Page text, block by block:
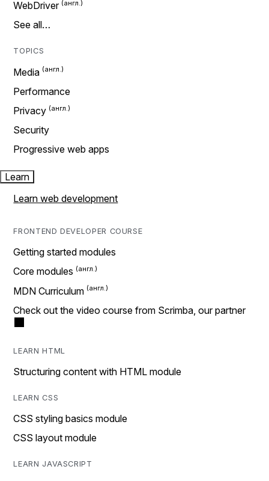
WebDriver
See all…
TOPICS
Media
Performance
Privacy
Security
Progressive web apps
Learn
Learn web development
FRONTEND DEVELOPER COURSE
Getting started modules
Core modules
MDN Curriculum
Check out the video course from Scrimba, our partner
LEARN HTML
Structuring content with HTML module
LEARN CSS
CSS styling basics module
CSS layout module
LEARN JAVASCRIPT